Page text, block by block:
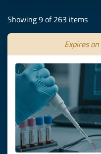
Showing 9 of 263 items
Expires on